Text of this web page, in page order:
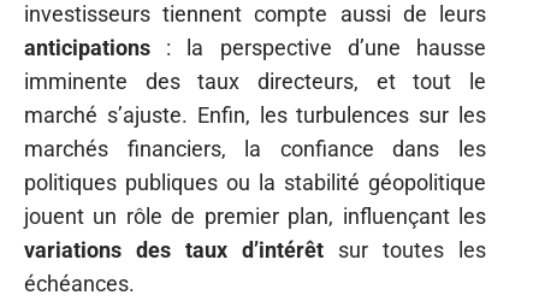
investisseurs tiennent compte aussi de leurs
anticipations : la perspective d’une hausse
imminente des taux directeurs, et tout le
marché s’ajuste. Enfin, les turbulences sur les
marchés financiers, la confiance dans les
politiques publiques ou la stabilité géopolitique
jouent un rôle de premier plan, influençant les
variations des taux d’intérêt sur toutes les
échéances.